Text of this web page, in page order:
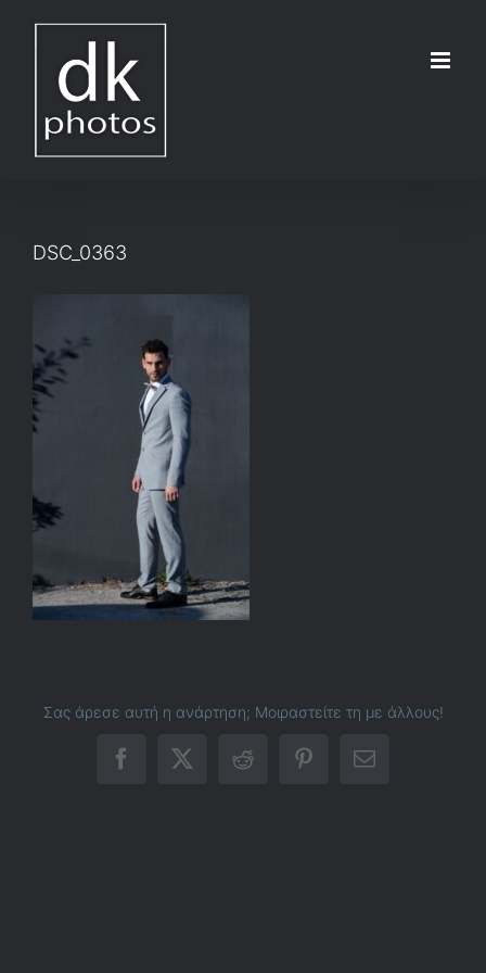
DSC_0363
Σας άρεσε αυτή η ανάρτηση; Μοιραστείτε τη με άλλους!
Facebook
X RedditPinterestEmail